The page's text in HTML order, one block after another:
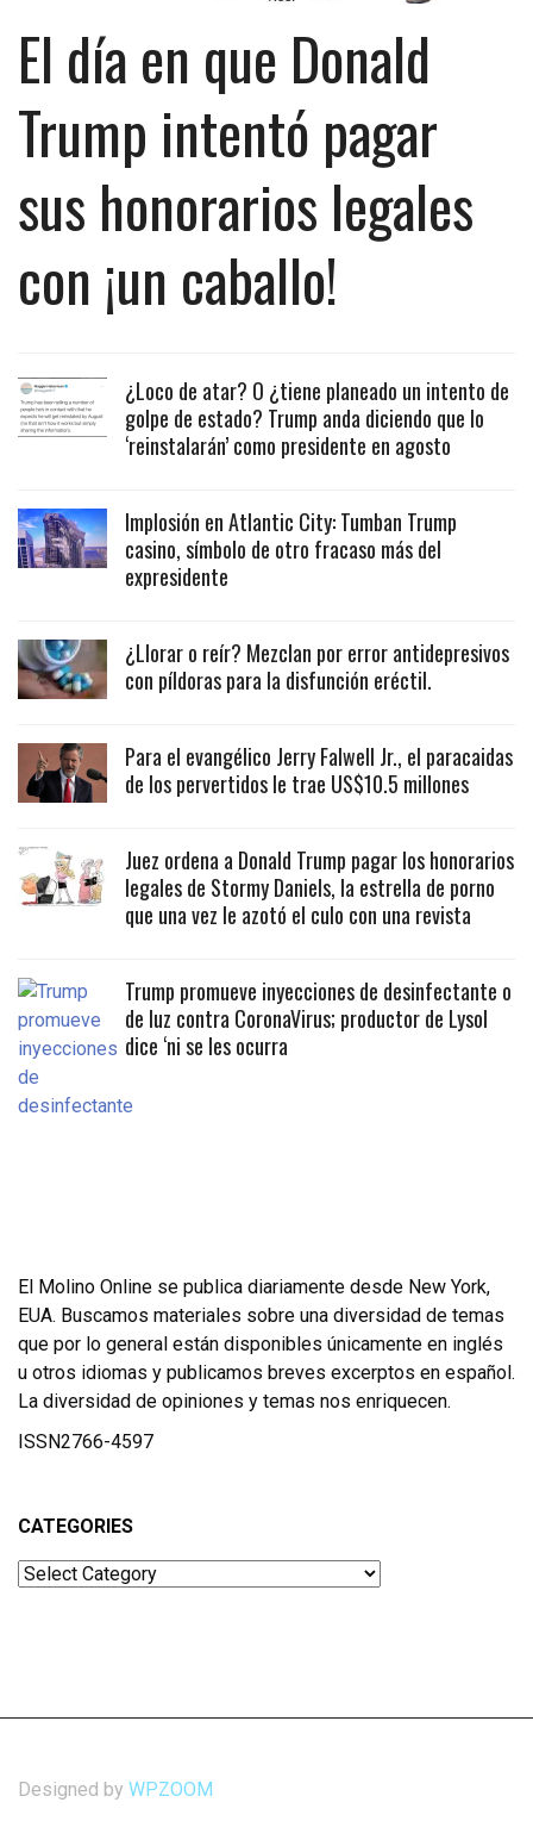
El día en que Donald
Trump intentó pagar
sus honorarios legales
con ¡un caballo!
¿Loco de atar? O ¿tiene planeado un intento de
golpe de estado? Trump anda diciendo que lo
‘reinstalarán’ como presidente en agosto
Implosión en Atlantic City: Tumban Trump
casino, símbolo de otro fracaso más del
expresidente
¿Llorar o reír? Mezclan por error antidepresivos
con píldoras para la disfunción eréctil.
Para el evangélico Jerry Falwell Jr., el paracaidas
de los pervertidos le trae US$10.5 millones
Juez ordena a Donald Trump pagar los honorarios
legales de Stormy Daniels, la estrella de porno
que una vez le azotó el culo con una revista
Trump promueve inyecciones de desinfectante o
de luz contra CoronaVirus; productor de Lysol
dice ‘ni se les ocurra
El Molino Online se publica diariamente desde New York,
EUA. Buscamos materiales sobre una diversidad de temas
que por lo general están disponibles únicamente en inglés
u otros idiomas y publicamos breves excerptos en español.
La diversidad de opiniones y temas nos enriquecen.
ISSN2766-4597
CATEGORIES
Categories
Designed by WPZOOM